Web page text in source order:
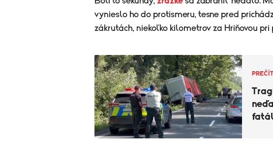
vynieslo ho do protismeru, tesne pred
zákrutách, niekoľko kilometrov za Hriňovou pri